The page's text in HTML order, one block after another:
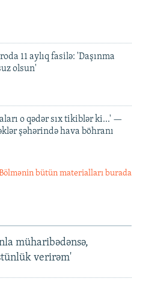
11 aylıq fasilə: 'Daşınma
olsun'
o qədər sıx tikiblər ki...' —
şəhərində hava böhranı
bütün materialları burada
müharibədənsə,
verirəm'